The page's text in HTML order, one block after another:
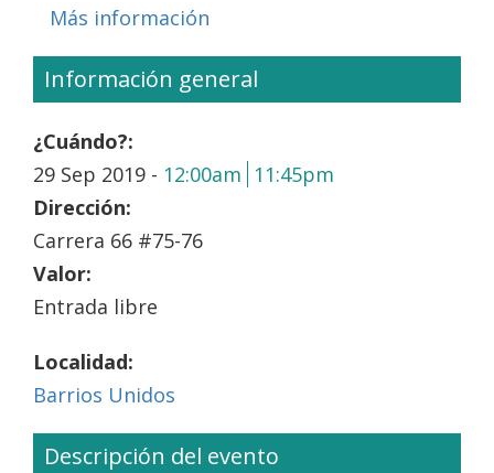
Más información
Información general
¿Cuándo?:
29 Sep 2019 - 12:00am 11:45pm
Dirección:
Carrera 66 #75-76
Valor:
Entrada libre
Localidad:
Barrios Unidos
Descripción del evento